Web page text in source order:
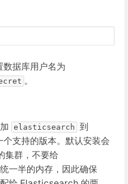
据库用户名为
。
elasticsearch 到
个支持的版本。默认安装会
集群，不要给
一半的内存，因此确保